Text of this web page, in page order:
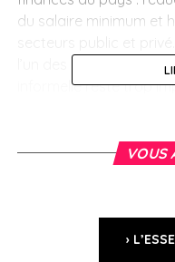
du salaire minimum et
l’un des pays les plus
informelle reste trop
pays maintient son
VOUS